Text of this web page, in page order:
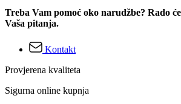
Treba Vam pomoć oko narudžbe? Rado
Vaša pitanja.
Kontakt
Provjerena kvaliteta
Sigurna online kupnja